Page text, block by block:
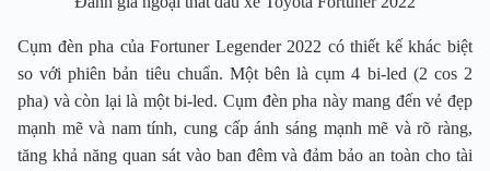
Cụm đèn pha của Fortuner Legender 2022 có thiết kế khác biệt
so với phiên bản tiêu chuẩn. Một bên là cụm 4 bi-led (2 cos 2
pha) và còn lại là một bi-led. Cụm đèn pha này mang đến vẻ đẹp
mạnh mẽ và nam tính, cung cấp ánh sáng mạnh mẽ và rõ ràng,
tăng khả năng quan sát vào ban đêm và đảm bảo an toàn cho tài